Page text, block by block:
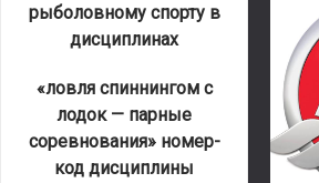
рыболовному спорту в
дисциплинах
«ловля спиннингом с
лодок — парные
соревнования» номер-
код дисциплины